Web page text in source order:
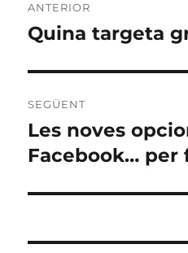
d'entrades
ANTERIOR
Entrada
Quina targeta
SEGÜENT
Entrada
següent:
Les noves
Facebook… per